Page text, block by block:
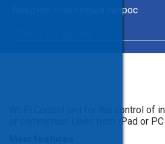
Введите поисковый запрос
Wi-Fi Control unit for the control of
or commercial Units from iPad or PC